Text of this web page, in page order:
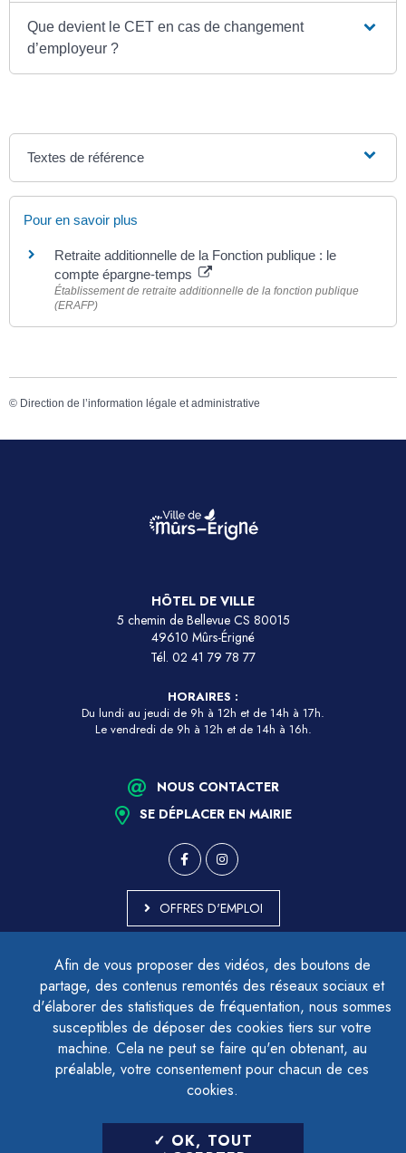
Afin de vous proposer des vidéos, des boutons de
partage, des contenus remontés des réseaux sociaux et
d'élaborer des statistiques de fréquentation, nous sommes
susceptibles de déposer des cookies tiers sur votre
machine. Cela ne peut se faire qu'en obtenant, au
préalable, votre consentement pour chacun de ces
cookies.
OK, TOUT
Que devient le CET en cas de changement
d’employeur ?
Textes de référence
Pour en savoir plus
Retraite additionnelle de la Fonction publique : le
compte épargne-temps
Établissement de retraite additionnelle de la fonction publique
(ERAFP)
© Direction de l’information légale et administrative
HÔTEL DE VILLE
5 chemin de Bellevue CS 80015
49610 Mûrs-Érigné
Tél. 02 41 79 78 77
HORAIRES :
Du lundi au jeudi de 9h à 12h et de 14h à 17h.
Le vendredi de 9h à 12h et de 14h à 16h.
NOUS CONTACTER
SE DÉPLACER EN MAIRIE
OFFRES D'EMPLOI
ACCESSIBILITÉ - PARTIELLEMENT CONFORME
PLAN DU SITE
MENTIONS LÉGALES
CONTACTER LE DÉLÉGUÉ À LA PROTECTION DES DONNÉES
GESTION DES COOKIES
LETTRE D'INFORMATION